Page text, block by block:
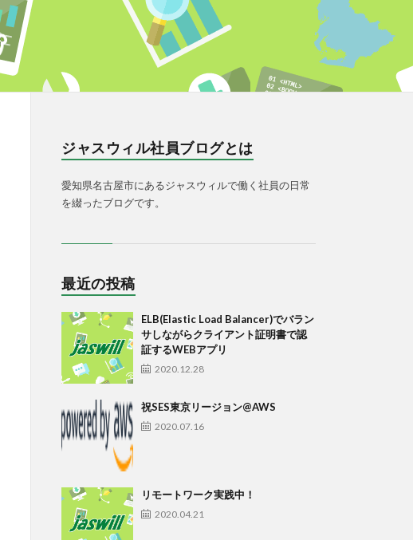
ジャスウィル社員ブログとは
愛知県名古屋市にあるジャスウィルで働く社員の日常
を綴ったブログです。
最近の投稿
ELB(Elastic Load Balancer)でバラン
サしながらクライアント証明書で認
証するWEBアプリ
2020.12.28
祝SES東京リージョン@AWS
2020.07.16
リモートワーク実践中！
2020.04.21